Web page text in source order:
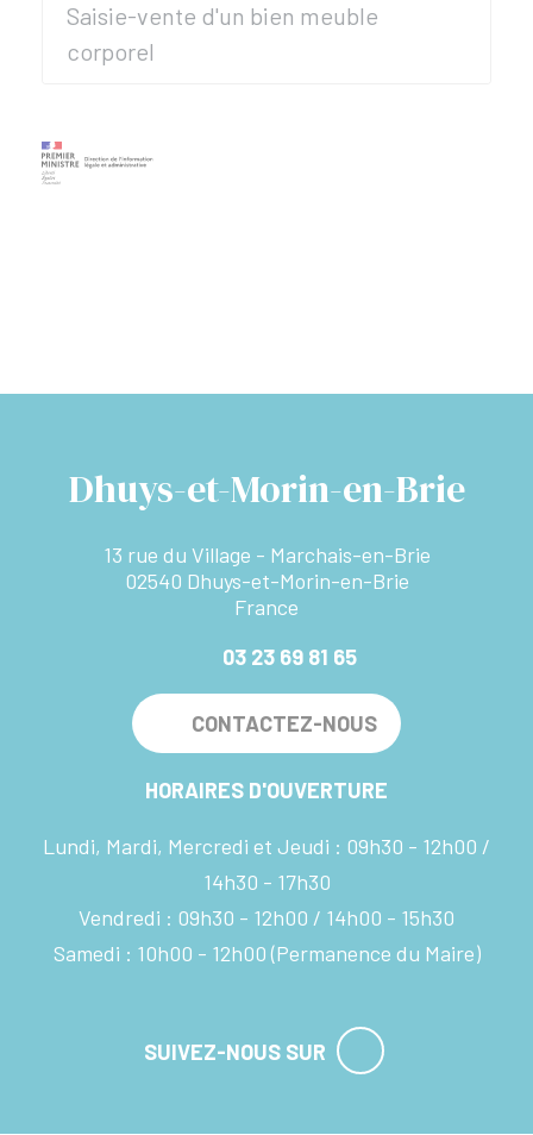
Saisie-vente d'un bien meuble
corporel
Dhuys-et-Morin-en-Brie
13 rue du Village - Marchais-en-Brie
02540 Dhuys-et-Morin-en-Brie
France
03 23 69 81 65
CONTACTEZ-NOUS
HORAIRES D'OUVERTURE
Lundi, Mardi, Mercredi et Jeudi : 09h30 - 12h00
14h30 - 17h30
Vendredi : 09h30 - 12h00
14h00 - 15h30
Samedi : 10h00 - 12h00 (Permanence du Maire)
SUIVEZ-NOUS SUR